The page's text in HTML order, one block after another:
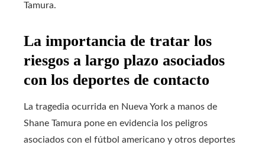
Tamura.
La importancia de tratar los
riesgos a largo plazo asociados
con los deportes de contacto
La tragedia ocurrida en Nueva York a manos de
Shane Tamura pone en evidencia los peligros
asociados con el fútbol americano y otros deportes